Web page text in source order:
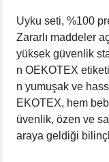
Uyku seti, %100
Zararlı maddeler
yüksek güvenlik
n OEKOTEX
n yumuşak ve
EKOTEX, hem
üvenlik, özen ve
araya geldiği